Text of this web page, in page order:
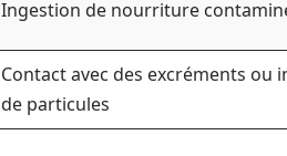
Ingestion de nourriture
Contact avec des excréments ou
de particules